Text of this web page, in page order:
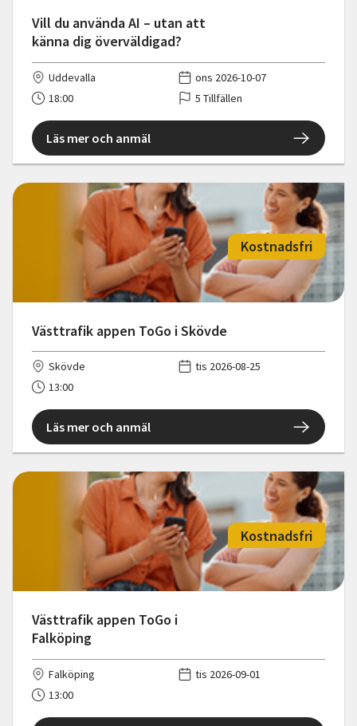
Vill du använda AI – utan att
känna dig överväldigad?
Uddevalla
ons 2026-10-07
18:00
5 Tillfällen
Läs mer och anmäl
Västtrafik appen ToGo i Skövde
Kostnadsfri
Skövde
tis 2026-08-25
13:00
Läs mer och anmäl
Västtrafik appen ToGo i
Falköping
Kostnadsfri
Falköping
tis 2026-09-01
13:00